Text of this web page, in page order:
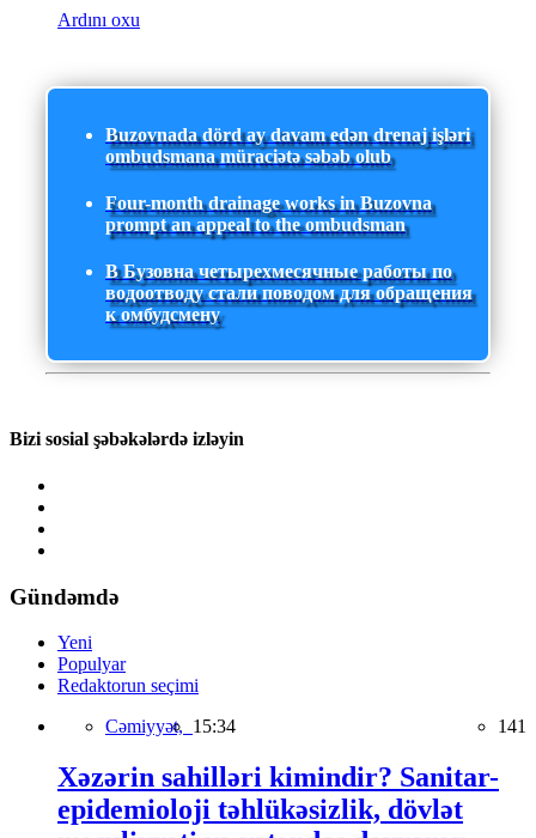
Ardını oxu
Buzovnada dörd ay davam edən drenaj işləri
ombudsmana müraciətə səbəb olub
Four-month drainage works in Buzovna
prompt an appeal to the ombudsman
В Бузовна четырехмесячные работы по
водоотводу стали поводом для обращения
к омбудсмену
Bizi sosial şəbəkələrdə izləyin
Gündəmdə
Yeni
Populyar
Redaktorun seçimi
Cəmiyyət, 15:34 141
Xəzərin sahilləri kimindir? Sanitar-
epidemioloji təhlükəsizlik, dövlət